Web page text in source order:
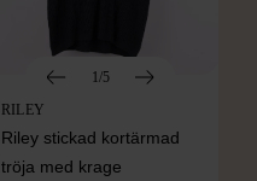
1/5
RILEY
Riley stickad kortärmad
tröja med krage